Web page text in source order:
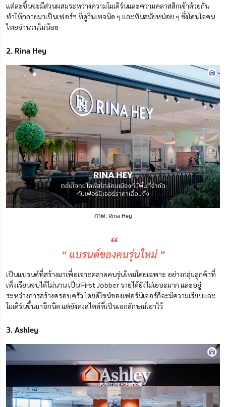
แต่ละชิ้นจะมีส่วนผสมระหว่างความโมเดิร์นและความคลาสสิกเข้าด้วยกัน
ทำให้กลายมาเป็นเฟอร์ฯ ที่ดูวินเทจนิด ๆ และทันสมัยหน่อย ๆ ซึ่งโดนใจคน
ไทยจำนวนไม่น้อย
2. Rina Hey
ภาพ: Rina Hey
“
“ แบรนด์ของคนรุ่นใหม่ ”
เป็นแบรนด์ที่สร้างมาเพื่อเจาะตลาดคนรุ่นใหม่โดยเฉพาะ อย่างกลุ่มลูกค้าที่
เพิ่งเรียนจบได้ไม่นาน เป็น First Jobber รายได้ยังไม่เยอะมาก และอยู่
ระหว่างการสร้างครอบครัว โดยดีไซน์ของเฟอร์นิเจอร์ก็จะมีความเรียบและ
โมเดิร์นขึ้นมาอีกนิด แต่ยังคงสไตล์ที่เป็นเอกลักษณ์เอาไว้
3. Ashley